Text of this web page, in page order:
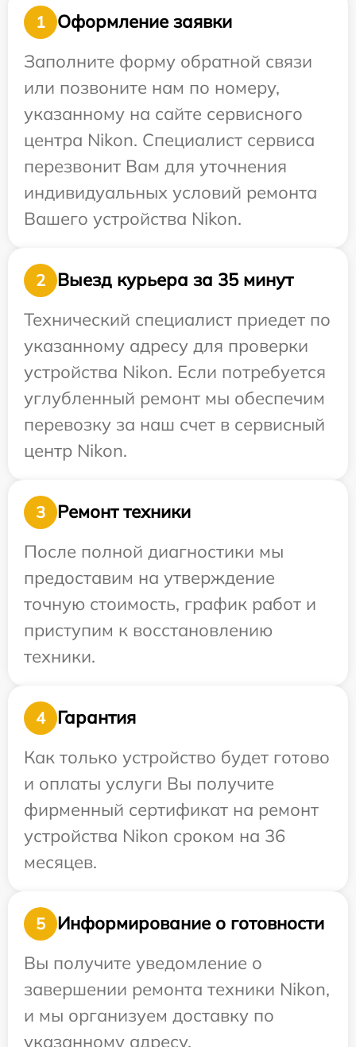
1
Оформление заявки
Заполните форму обратной связи
или позвоните нам по номеру,
указанному на сайте сервисного
центра Nikon. Специалист сервиса
перезвонит Вам для уточнения
индивидуальных условий ремонта
Вашего устройства Nikon.
2
Выезд курьера за 35 минут
Технический специалист приедет по
указанному адресу для проверки
устройства Nikon. Если потребуется
углубленный ремонт мы обеспечим
перевозку за наш счет в сервисный
центр Nikon.
3
Ремонт техники
После полной диагностики мы
предоставим на утверждение
точную стоимость, график работ и
приступим к восстановлению
техники.
4
Гарантия
Как только устройство будет готово
и оплаты услуги Вы получите
фирменный сертификат на ремонт
устройства Nikon сроком на 36
месяцев.
5
Информирование о готовности
Вы получите уведомление о
завершении ремонта техники Nikon,
и мы организуем доставку по
указанному адресу.